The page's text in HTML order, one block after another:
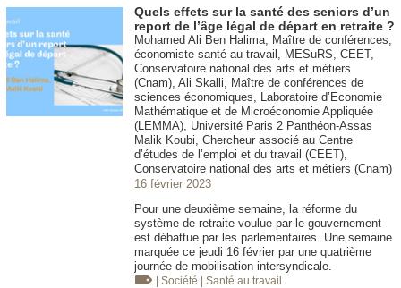
Quels effets sur la santé des seniors d’un
report de l’âge légal de départ en retraite ?
Mohamed Ali Ben Halima, Maître de conférences,
économiste santé au travail, MESuRS, CEET,
Conservatoire national des arts et métiers
(Cnam), Ali Skalli, Maître de conférences de
sciences économiques, Laboratoire d’Economie
Mathématique et de Microéconomie Appliquée
(LEMMA), Université Paris 2 Panthéon-Assas
Malik Koubi, Chercheur associé au Centre
d’études de l’emploi et du travail (CEET),
Conservatoire national des arts et métiers (Cnam)
16 février 2023
Pour une deuxième semaine, la réforme du
système de retraite voulue par le gouvernement
est débattue par les parlementaires. Une semaine
marquée ce jeudi 16 février par une quatrième
journée de mobilisation intersyndicale.
| Société | Santé au travail